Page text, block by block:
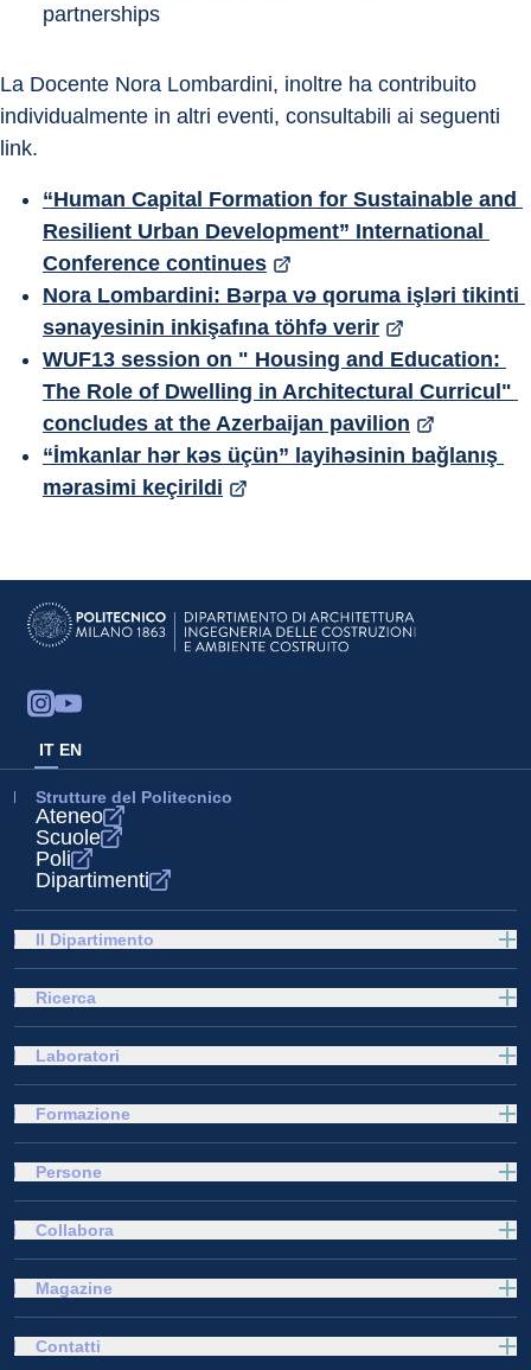
partnerships
La Docente Nora Lombardini, inoltre ha contribuito
individualmente in altri eventi, consultabili ai seguenti
link.
“Human Capital Formation for Sustainable and
Resilient Urban Development” International
Conference continues
Nora Lombardini: Bərpa və qoruma işləri tikinti
sənayesinin inkişafına töhfə verir
WUF13 session on " Housing and Education:
The Role of Dwelling in Architectural Curricul"
concludes at the Azerbaijan pavilion
“İmkanlar hər kəs üçün” layihəsinin bağlanış
mərasimi keçirildi
IT EN
Strutture del Politecnico
Ateneo
Scuole
Poli
Dipartimenti
Il Dipartimento
Ricerca
Laboratori
Formazione
Persone
Collabora
Magazine
Contatti